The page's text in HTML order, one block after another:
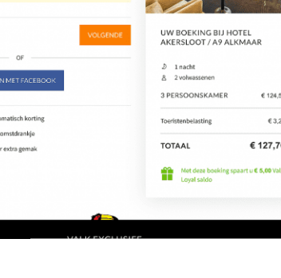
design van deze webpagina om het aantal afgeronde